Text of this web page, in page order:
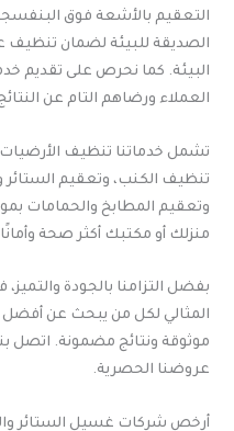
التعقيم بالأشعة فوق
الصديقة للبيئة لضمان تنظيف
البيئة. كما نحرص على تقديم
العملاء ورضاهم التام عن
تشمل خدماتنا تنظيف
تنظيف الكنب، وتعقيم الستائر
وتعقيم المطابخ والحمامات
منزلك أو مكتبك أكثر صحة
بفضل التزامنا بالجودة
المثالي لكل من يبحث عن
موثوقة ونتائج مضمونة. اتصل
عروضنا الحصرية.
أرخص شركات غسيل الستائر